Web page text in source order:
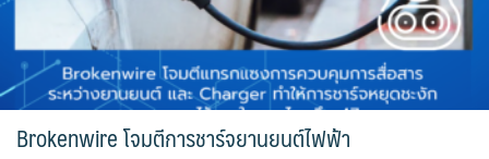
Brokenwire โจมตีการชาร์จยานยนต์ไฟฟ้า